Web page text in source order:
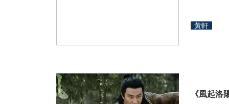
黃軒
《風起洛